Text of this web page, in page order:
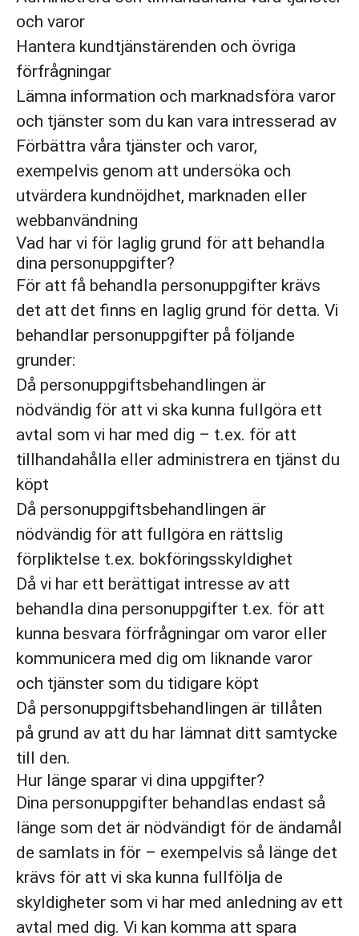
och varor
Hantera kundtjänstärenden och övriga
förfrågningar
Lämna information och marknadsföra varor
och tjänster som du kan vara intresserad av
Förbättra våra tjänster och varor,
exempelvis genom att undersöka och
utvärdera kundnöjdhet, marknaden eller
webbanvändning
Vad har vi för laglig grund för att behandla
dina personuppgifter?
För att få behandla personuppgifter krävs
det att det finns en laglig grund för detta. Vi
behandlar personuppgifter på följande
grunder:
Då personuppgiftsbehandlingen är
nödvändig för att vi ska kunna fullgöra ett
avtal som vi har med dig – t.ex. för att
tillhandahålla eller administrera en tjänst du
köpt
Då personuppgiftsbehandlingen är
nödvändig för att fullgöra en rättslig
förpliktelse t.ex. bokföringsskyldighet
Då vi har ett berättigat intresse av att
behandla dina personuppgifter t.ex. för att
kunna besvara förfrågningar om varor eller
kommunicera med dig om liknande varor
och tjänster som du tidigare köpt
Då personuppgiftsbehandlingen är tillåten
på grund av att du har lämnat ditt samtycke
till den.
Hur länge sparar vi dina uppgifter?
Dina personuppgifter behandlas endast så
länge som det är nödvändigt för de ändamål
de samlats in för – exempelvis så länge det
krävs för att vi ska kunna fullfölja de
skyldigheter som vi har med anledning av ett
avtal med dig. Vi kan komma att spara